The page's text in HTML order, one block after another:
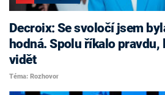
Decroix: Se svoločí jsem
hodná. Spolu říkalo
vidět
Téma: Rozhovor